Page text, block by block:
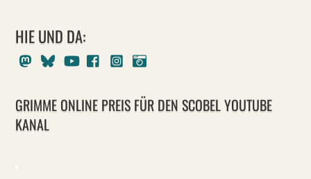
HIE UND DA:
MastodonBlueskyYoutubeFacebookInstagram
GRIMME ONLINE PREIS FÜR DEN SCOBEL YOUTUBE
KANAL